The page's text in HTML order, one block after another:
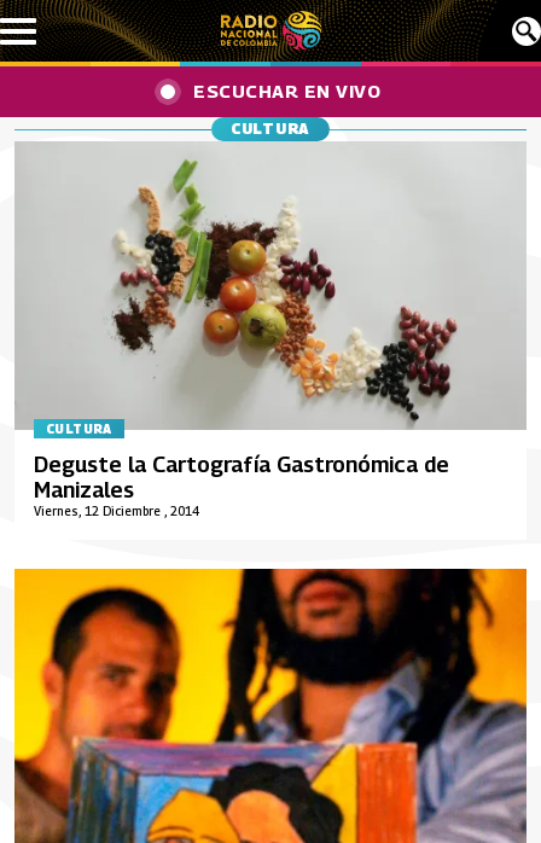
Pasar al contenido principal
ESCUCHAR EN VIVO
CULTURA
CULTURA
Viernes, 12 Diciembre , 2014
Deguste la Cartografía Gastronómica de
Manizales